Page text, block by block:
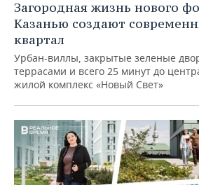
Загородная жизнь нового
Казанью создают
квартал
Урбан-виллы, закрытые зеленые
террасами и всего 25 минут до
жилой комплекс «Новый Свет»